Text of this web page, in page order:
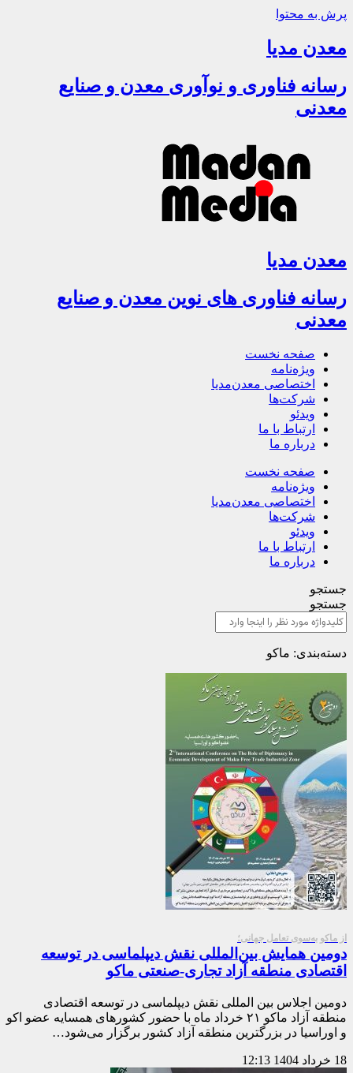
پرش به محتوا
معدن مدیا
رسانه فناوری و نوآوری معدن و صنایع
معدنی
معدن مدیا
رسانه فناوری های نوین معدن و صنایع
معدنی
صفحه نخست
ویژه‌نامه
اختصاصی معدن‌مدیا
شرکت‌ها
ویدئو
ارتباط با ما
درباره ما
صفحه نخست
ویژه‌نامه
اختصاصی معدن‌مدیا
شرکت‌ها
ویدئو
ارتباط با ما
درباره ما
جستجو
جستجو
دسته‌بندی: ماکو
از ماکو به‌سوی تعامل جهانی؛
دومین همایش بین‌المللی نقش دیپلماسی در توسعه
اقتصادی منطقه آزاد تجاری-صنعتی ماکو
دومین اجلاس بین المللی نقش دیپلماسی در توسعه اقتصادی
منطقه آزاد ماکو ۲۱ خرداد ماه با حضور کشورهای همسایه عضو اکو
و اوراسیا در بزرگترین منطقه آزاد کشور برگزار می‌شود…
18 خرداد 1404 12:13